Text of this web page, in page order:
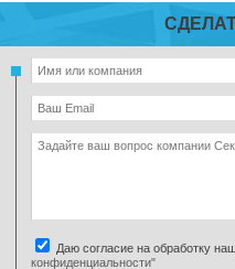
Даю согласие на обработку
конфиденциальности"